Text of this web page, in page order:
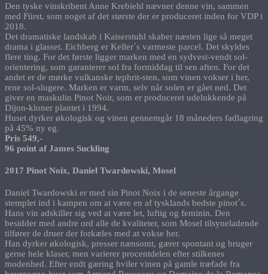
Den tyske vinskribent Anne Krebiehl nævner denne vin, sammen
med Fürst, som noget af det største der er produceret inden for VDP i
2018.
Det dramatiske landskab i Kaiserstuhl skaber næsten lige så meget
drama i glasset. Eichberg er Keller´s varmeste parcel. Det skyldes
flere ting. For det første ligger marken med en sydvest-vendt sol-
orientering, som garanterer sol fra formiddag til sen aften. For det
andet er de mørke vulkanske tephrit-sten, som vinen vokser i her,
rene sol-slugere. Marken er varm, selv når solen er gået ned. Det
giver en maskulin Pinot Noir, som er produceret udelukkende på
Dijon-kloner plantet i 1994.
Huset dyrker økologisk og vinen gennemgår 18 måneders fadlagring
på 45% ny eg.
Pris 549,-
96 point af James Suckling
2017 Pinot Noix, Daniel Twardowski, Mosel
Daniel Twardowski er med sin Pinot Noix i de seneste årgange
stemplet ind i kampen om at være en af tysklands bedste pinot´s.
Hans vin adskiller sig ved at være let, luftig og feminin. Den
besidder med andre ord alle de kvaliteter, som Mosel tilsyneladende
tilfører de druer der forkæles med at vokse her.
Han dyrker økologisk, presser nænsomt, gærer spontant og bruger
gerne hele klaser, men varierer procentdelen efter stilkenes
modenhed. Efter endt gæring hviler vinen på gamle træfade fra